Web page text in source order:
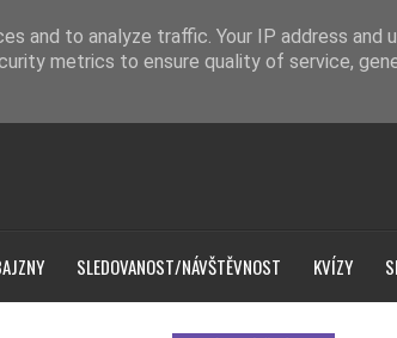
SLEDOVANOST/NÁVŠTĚVNOST KVÍZY
and to analyze traffic. Your IP address and
metrics to ensure quality of service,